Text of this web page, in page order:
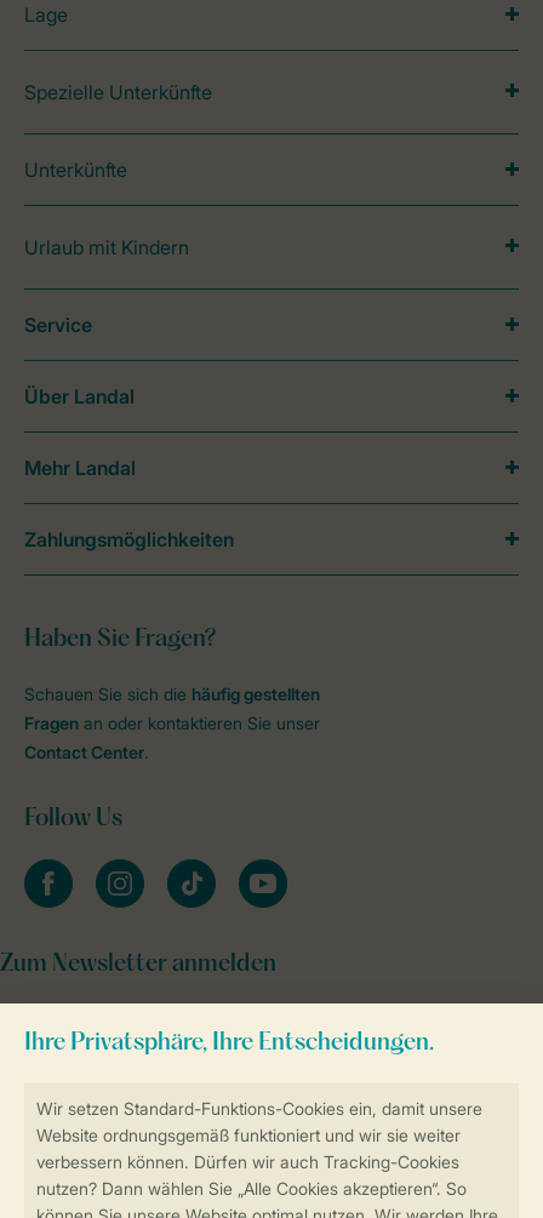
Sicher und schnell zur Online-Buchung
Lage
Spezielle Unterkünfte
Unterkünfte
Urlaub mit Kindern
Haben Sie Fragen?
Schauen Sie sich die häufig gestellten
Fragen an oder kontaktieren Sie unser
Contact Center.
Follow Us
facebookinstagramtiktok youtube
Zum Newsletter anmelden
Service
Über Landal
Mehr Landal
Zahlungsmöglichkeiten